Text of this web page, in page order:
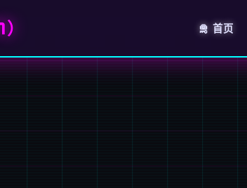
🛅 首页